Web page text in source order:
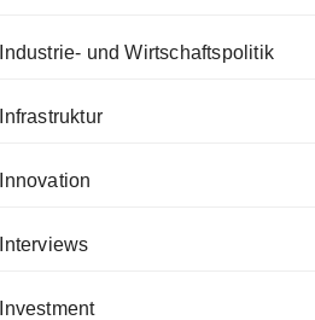
Industrie- und Wirtschaftspolitik
Infrastruktur
Innovation
Interviews
Investment